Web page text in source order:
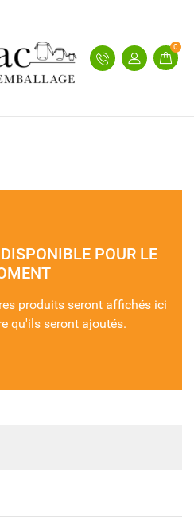
0
POUR LE
produits seront affichés ici
qu'ils seront ajoutés.